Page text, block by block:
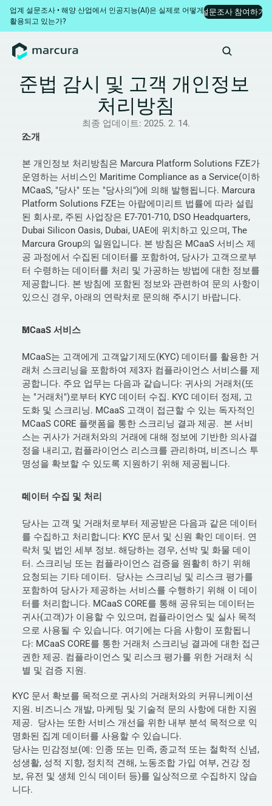
업계 설문조사 • 해양 산업에서 인공지능(AI)은 실제로 어떻게
활용되고 있는가?
설문조사 참여하기
준법 감시 및 고객 개인정보
처리방침
최종 업데이트: 2025. 2. 14.
소개
본 개인정보 처리방침은 Marcura Platform Solutions FZE가
운영하는 서비스인 Maritime Compliance as a Service(이하
MCaaS, "당사" 또는 "당사의")에 의해 발행됩니다. Marcura
Platform Solutions FZE는 아랍에미리트 법률에 따라 설립
된 회사로, 주된 사업장은 E7-701-710, DSO Headquarters,
Dubai Silicon Oasis, Dubai, UAE에 위치하고 있으며, The
Marcura Group의 일원입니다. 본 방침은 MCaaS 서비스 제
공 과정에서 수집된 데이터를 포함하여, 당사가 고객으로부
터 수령하는 데이터를 처리 및 가공하는 방법에 대한 정보를
제공합니다. 본 방침에 포함된 정보와 관련하여 문의 사항이
있으신 경우, 아래의 연락처로 문의해 주시기 바랍니다.
MCaaS 서비스
MCaaS는 고객에게 고객알기제도(KYC) 데이터를 활용한 거
래처 스크리닝을 포함하여 제3자 컴플라이언스 서비스를 제
공합니다. 주요 업무는 다음과 같습니다: 귀사의 거래처(또
는 "거래처")로부터 KYC 데이터 수집. KYC 데이터 정제, 고
도화 및 스크리닝. MCaaS 고객이 접근할 수 있는 독자적인
MCaaS CORE 플랫폼을 통한 스크리닝 결과 제공.  본 서비
스는 귀사가 거래처와의 거래에 대해 정보에 기반한 의사결
정을 내리고, 컴플라이언스 리스크를 관리하며, 비즈니스 투
명성을 확보할 수 있도록 지원하기 위해 제공됩니다.
데이터 수집 및 처리
당사는 고객 및 거래처로부터 제공받은 다음과 같은 데이터
를 수집하고 처리합니다: KYC 문서 및 신원 확인 데이터. 연
락처 및 법인 세부 정보. 해당하는 경우, 선박 및 화물 데이
터. 스크리닝 또는 컴플라이언스 검증을 원활히 하기 위해
요청되는 기타 데이터.  당사는 스크리닝 및 리스크 평가를
포함하여 당사가 제공하는 서비스를 수행하기 위해 이 데이
터를 처리합니다. MCaaS CORE를 통해 공유되는 데이터는
귀사(고객)가 이용할 수 있으며, 컴플라이언스 및 실사 목적
으로 사용될 수 있습니다. 여기에는 다음 사항이 포함됩니
다: MCaaS CORE를 통한 거래처 스크리닝 결과에 대한 접근
권한 제공. 컴플라이언스 및 리스크 평가를 위한 거래처 식
별 및 검증 지원.
KYC 문서 확보를 목적으로 귀사의 거래처와의 커뮤니케이션
지원. 비즈니스 개발, 마케팅 및 기술적 문의 사항에 대한 지원
제공.  당사는 또한 서비스 개선을 위한 내부 분석 목적으로 익
명화된 집계 데이터를 사용할 수 있습니다.
당사는 민감정보(예: 인종 또는 민족, 종교적 또는 철학적 신념,
성생활, 성적 지향, 정치적 견해, 노동조합 가입 여부, 건강 정
보, 유전 및 생체 인식 데이터 등)를 일상적으로 수집하지 않습
니다.